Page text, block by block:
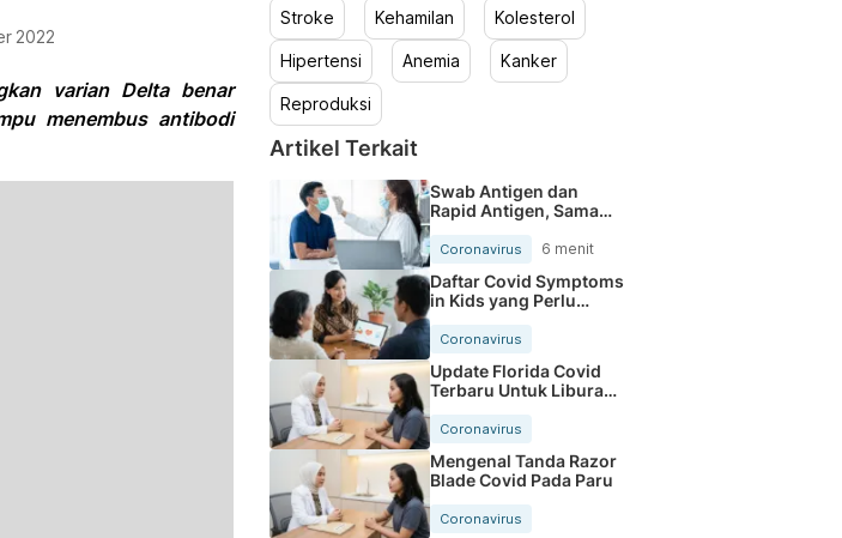
2022
varian Delta benar
menembus antibodi
Stroke Kehamilan Kolesterol
Hipertensi Anemia Kanker
Reproduksi
Artikel Terkait
Swab Antigen dan
Rapid Antigen, Sama
atau Beda?
Coronavirus 6 menit
Daftar Covid Symptoms
in Kids yang Perlu
Orang Tua Tahu
Coronavirus
Update Florida Covid
Terbaru Untuk Liburan
Coronavirus
Mengenal Tanda Razor
Blade Covid Pada Paru
Coronavirus